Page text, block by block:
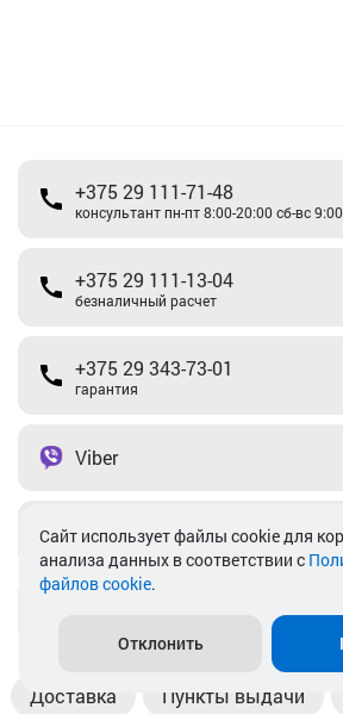
+375 29 111-71-48
консультант пн-пт 8:00-20:00 сб-вс
+375 29 111-13-04
безналичный расчет
+375 29 343-73-01
гарантия
Viber
Telegram
Доставка Пункты выдачи
Cайт использует файлы cookie для
анализа данных в соответствии с
файлов cookie.
Отклонить